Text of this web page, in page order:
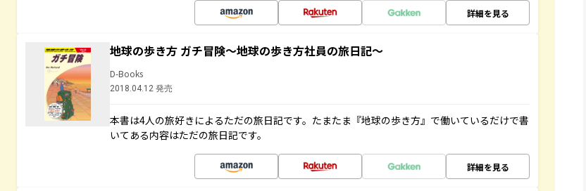
詳細を見る
地球の歩き方 ガチ冒険～地球の歩き方社員の旅日記～
D-Books
2018.04.12 発売
本書は4人の旅好きによるただの旅日記です。たまたま『地球の歩き方』で働いているだけで書
いてある内容はただの旅日記です。
詳細を見る